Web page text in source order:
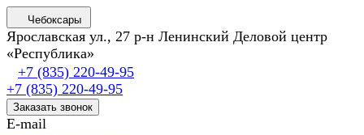
Чебоксары
Ярославская ул., 27 р-н Ленинский Деловой центр
«Республика»
+7 (835) 220-49-95
+7 (835) 220-49-95
Заказать звонок
E-mail